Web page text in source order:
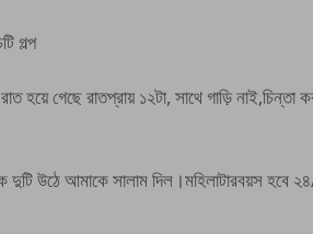
গল্প
গেছে রাতপ্রায় ১২টা, সাথে গাড়ি নাই,চিন্তা
উঠে আমাকে সালাম দিল।মহিলাটারবয়স হবে